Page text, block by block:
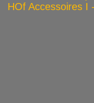
HOf Accessoires I